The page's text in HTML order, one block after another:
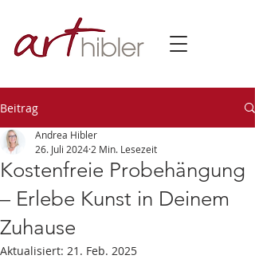
Beitrag
Kostenfreie Probehängung
– Erlebe Kunst in Deinem
Zuhause
Andrea Hibler
26. Juli 2024 2 Min. Lesezeit
Aktualisiert: 21. Feb. 2025